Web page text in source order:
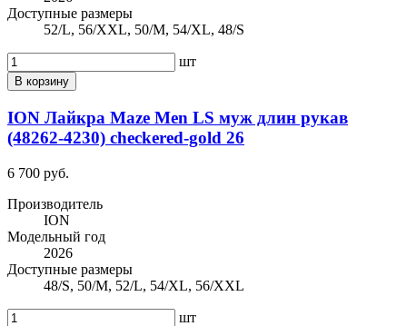
Доступные размеры
52/L, 56/XXL, 50/M, 54/XL, 48/S
шт
В корзину
ION Лайкра Maze Men LS муж длин рукав
(48262-4230) checkered-gold 26
6 700 руб.
Производитель
ION
Модельный год
2026
Доступные размеры
48/S, 50/M, 52/L, 54/XL, 56/XXL
шт